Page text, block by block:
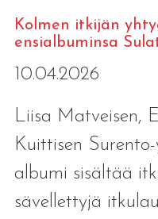
Kolmen itkijän
ensialbuminsa
10.04.2026
Liisa Matveisen,
Kuittisen
albumi sisältää
sävellettyjä